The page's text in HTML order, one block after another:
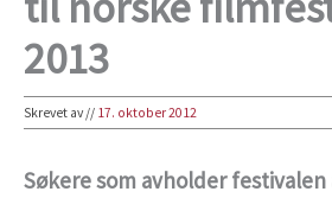
2013
Skrevet av// 17. oktober 2012
Søkere som avholder festivalen